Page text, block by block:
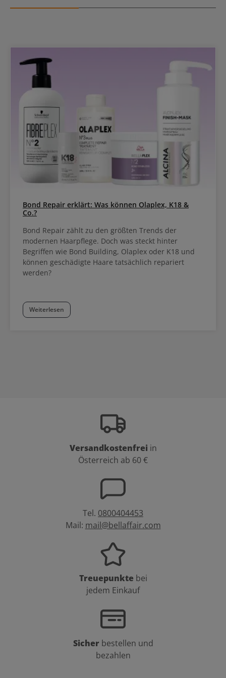
9, das die Schuppenschicht versiegelt. So entsteht nicht nur eine
mit Igora Vibrance Activator Gel 1,9 % zum Auffrischen der Längen
färben), 6% (Ton-in-Ton-Coloration) oder 9% (Färben mit den -00
Schwarzkopf Igora Zero Amm Benefits Bis zu 3 Stufen Aufhellung
(10er Serie) Bis zu 100% Weißabdeckung Verbesserte
Farbrichtung, Deckkraft und Neutralisation* Vegan, silikonfrei,
Bond Repair erklärt: Was können Olaplex, K18 &
Co.?
Bond Repair zählt zu den größten Trends der
modernen Haarpflege. Doch was steckt hinter
Begriffen wie Bond Building, Olaplex oder K18 und
können geschädigte Haare tatsächlich repariert
werden?
Weiterlesen
Versandkostenfrei in
Österreich ab 60 €
Tel. 0800404453
Mail: mail@bellaffair.com
Treuepunkte bei
jedem Einkauf
Sicher bestellen und
bezahlen